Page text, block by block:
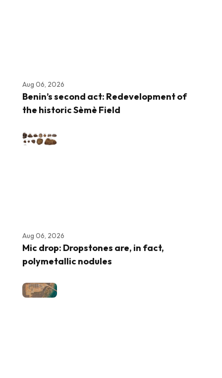
Aug 06, 2026
Benin’s second act: Redevelopment of
the historic Sèmè Field
Aug 06, 2026
Mic drop: Dropstones are, in fact,
polymetallic nodules